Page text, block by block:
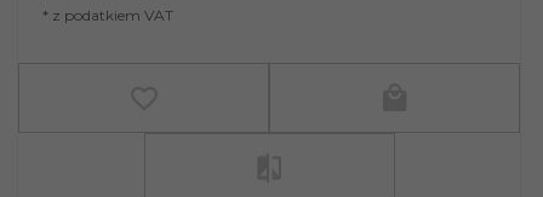
* z podatkiem VAT